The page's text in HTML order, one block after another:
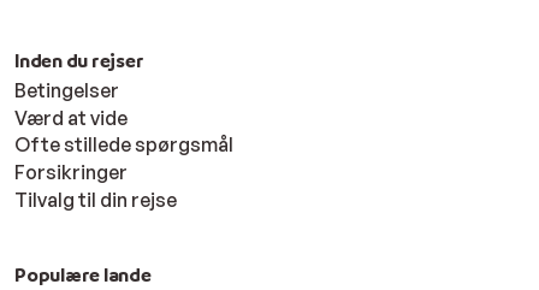
Inden du rejser
Betingelser
Værd at vide
Ofte stillede spørgsmål
Forsikringer
Tilvalg til din rejse
Populære lande